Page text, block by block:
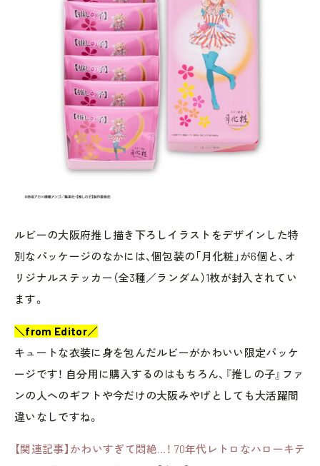
ルビーの大阪府推し描き下ろしイラストをデザインした特
別なパッケージのなかには、個包装の「月化粧」が6個と、オ
リジナルステッカー（全3種／ランダム）1枚が封入されてい
ます。
＼from Editor／
キュートな衣装に身を包んだルビーがかわいい限定パッケ
ージです！ 自分用に購入するのはもちろん、『推しの子』ファ
ンの人へのギフトや今だけの大阪みやげとしても大活躍間
違いなしですね。
【関連記事】かわいすぎて悶絶…！ 70年代レトロなハローキテ